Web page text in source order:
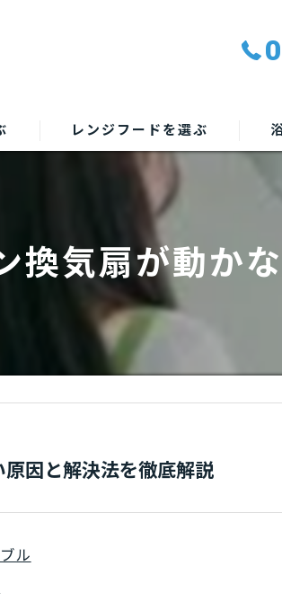
レンジフードを選ぶ
換気扇が動か
因と解決法を徹底解説
ル